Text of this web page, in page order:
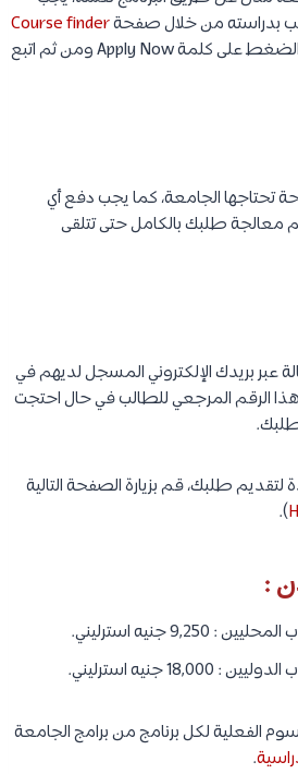
بدراسته من خلال صفحةCourse finder
ومن ثم فتح هذا البرنامج والضغط على كلمة Apply Now ومن ثم اتبع
تحتاجها الجامعة، كما يجب دفع أي
طلبك بالكامل حتى تتلقى
عبر بريدك الإلكتروني المسجل لديهم في
هذا الرقم المرجعي للطالب في حال احتجت
طلبك، قم بزيارة الصفحة التالية
).
:
جنيه استرليني.
جنيه استرليني.
الفعلية لكل برنامج من برامج الجامعة
.